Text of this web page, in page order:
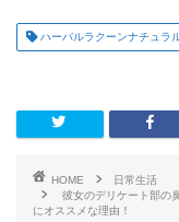
ハーバルラクーンナチュラ
HOME
日常生活
彼女のデリケート部の
にオススメな理由！